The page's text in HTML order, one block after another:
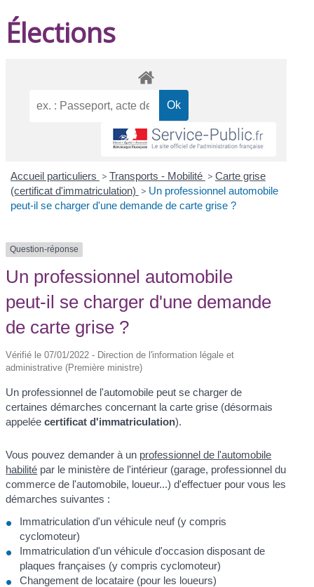
Élections
Accueil particuliers > Transports - Mobilité > Carte grise
(certificat d'immatriculation) > Un professionnel automobile
peut-il se charger d'une demande de carte grise ?
Question-réponse
Un professionnel automobile
peut-il se charger d'une demande
de carte grise ?
Vérifié le 07/01/2022 - Direction de l'information légale et
administrative (Première ministre)
Un professionnel de l'automobile peut se charger de
certaines démarches concernant la carte grise (désormais
appeléecertificat d'immatriculation).
Vous pouvez demander à un professionnel de l'automobile
habilité par le ministère de l'intérieur (garage, professionnel du
commerce de l'automobile, loueur...) d'effectuer pour vous les
démarches suivantes :
Immatriculation d'un véhicule neuf (y compris
cyclomoteur)
Immatriculation d'un véhicule d'occasion disposant de
plaques françaises (y compris cyclomoteur)
Changement de locataire (pour les loueurs)